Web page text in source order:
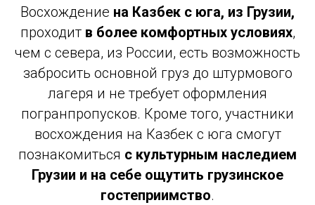
Восхождение на Казбек с юга, из Грузии,
проходит в более комфортных условиях,
чем с севера, из России, есть возможность
забросить основной груз до штурмового
лагеря и не требует оформления
погранпропусков. Кроме того, участники
восхождения на Казбек с юга смогут
познакомиться с культурным наследием
Грузии и на себе ощутить грузинское
гостеприимство.